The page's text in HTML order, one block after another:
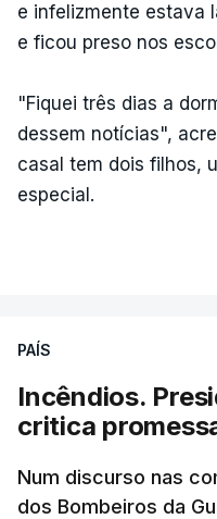
e infelizmente estava
e ficou preso nos
"Fiquei três dias a
dessem notícias",
casal tem dois filhos,
especial.
PAÍS
Incêndios.
critica
Num discurso nas
dos Bombeiros da